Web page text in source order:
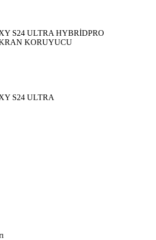
S24 ULTRA HYBRİDPRO
KORUYUCU
S24 ULTRA